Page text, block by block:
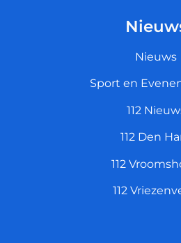
Nieuws
Sport en
112
112 Den
112
112